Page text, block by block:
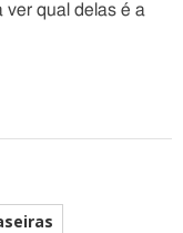
ver qual delas é a